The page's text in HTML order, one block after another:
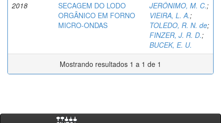
2018
SECAGEM DO LODO
ORGÂNICO EM FORNO
MICRO-ONDAS
JERÔNIMO, M. C.;
VIEIRA, L. A.;
TOLEDO, R. N. de;
FINZER, J. R. D.;
BUCEK, E. U.
Mostrando resultados 1 a 1 de 1